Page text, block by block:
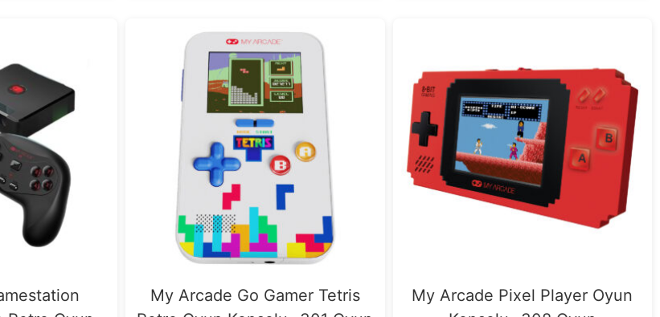
My Arcade Go Gamer Tetris
My Arcade Pixel Player Oyun